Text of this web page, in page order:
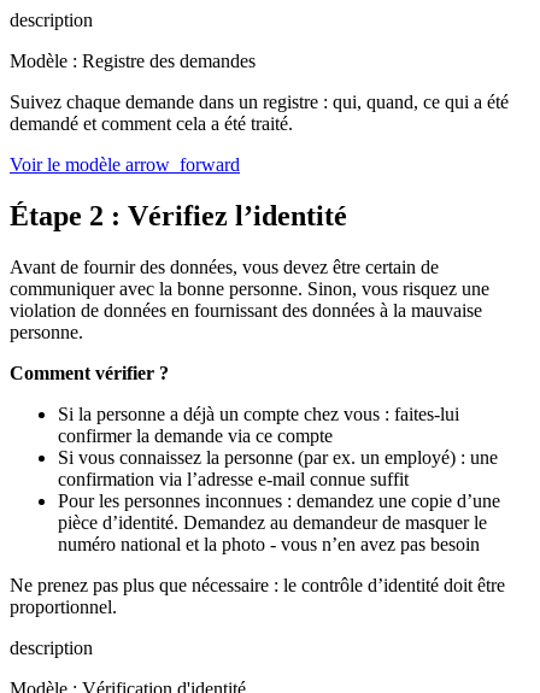
description
Modèle : Registre des demandes
Suivez chaque demande dans un registre : qui, quand, ce qui a été
demandé et comment cela a été traité.
Voir le modèle arrow_forward
Étape 2 : Vérifiez l’identité
Avant de fournir des données, vous devez être certain de
communiquer avec la bonne personne. Sinon, vous risquez une
violation de données en fournissant des données à la mauvaise
personne.
Comment vérifier ?
Si la personne a déjà un compte chez vous : faites-lui
confirmer la demande via ce compte
Si vous connaissez la personne (par ex. un employé) : une
confirmation via l’adresse e-mail connue suffit
Pour les personnes inconnues : demandez une copie d’une
pièce d’identité. Demandez au demandeur de masquer le
numéro national et la photo - vous n’en avez pas besoin
Ne prenez pas plus que nécessaire : le contrôle d’identité doit être
proportionnel.
description